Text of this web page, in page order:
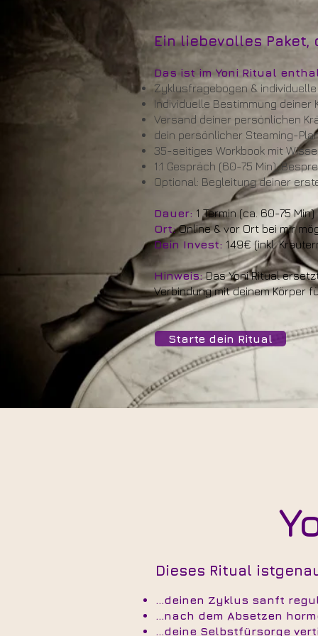
Ein liebevolles
Das ist im Yoni Ritual
Zyklusfragebogen &
Individuelle Bestimmung
Versand deiner persönlichen
dein persönlicher Steaming-
35-seitiges Workbook mit
1:1 Gespräch (60-75 Min),
Optional: Begleitung deiner
Dauer: 1 Termin (ca. 60-75
Ort:Online & vor Ort bei mir
Dein Invest: 149€ (inkl.
Hinweis:Das Yoni Ritual
Verbindung mit deinem Körper
Starte dein Ritual
Dieses Ritual
...deinen Zyklus sanft
...nach dem Absetzen
...deine Selbstfürsorge